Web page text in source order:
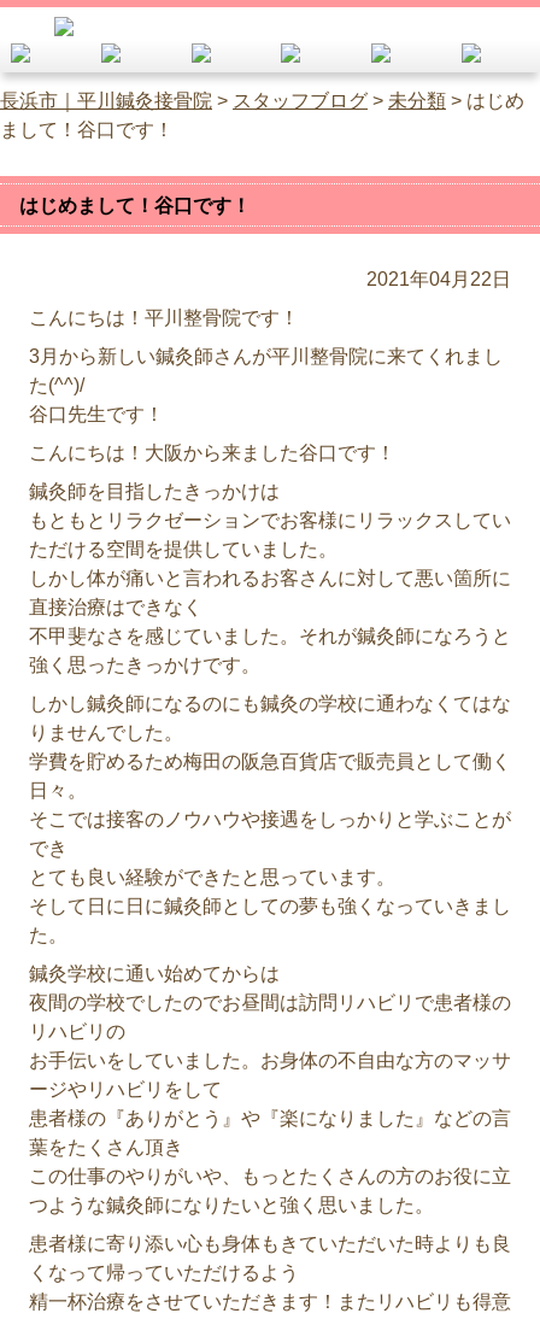
長浜市｜平川鍼灸接骨院 > スタッフブログ > 未分類 > はじめ
まして！谷口です！
はじめまして！谷口です！
2021年04月22日
こんにちは！平川整骨院です！
3月から新しい鍼灸師さんが平川整骨院に来てくれまし
た(^^)/
谷口先生です！
こんにちは！大阪から来ました谷口です！
鍼灸師を目指したきっかけは
もともとリラクゼーションでお客様にリラックスしてい
ただける空間を提供していました。
しかし体が痛いと言われるお客さんに対して悪い箇所に
直接治療はできなく
不甲斐なさを感じていました。それが鍼灸師になろうと
強く思ったきっかけです。
しかし鍼灸師になるのにも鍼灸の学校に通わなくてはな
りませんでした。
学費を貯めるため梅田の阪急百貨店で販売員として働く
日々。
そこでは接客のノウハウや接遇をしっかりと学ぶことが
でき
とても良い経験ができたと思っています。
そして日に日に鍼灸師としての夢も強くなっていきまし
た。
鍼灸学校に通い始めてからは
夜間の学校でしたのでお昼間は訪問リハビリで患者様の
リハビリの
お手伝いをしていました。お身体の不自由な方のマッサ
ージやリハビリをして
患者様の『ありがとう』や『楽になりました』などの言
葉をたくさん頂き
この仕事のやりがいや、もっとたくさんの方のお役に立
つような鍼灸師になりたいと強く思いました。
患者様に寄り添い心も身体もきていただいた時よりも良
くなって帰っていただけるよう
精一杯治療をさせていただきます！またリハビリも得意